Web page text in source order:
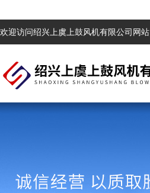
欢迎访问绍兴上虞上鼓风机有限公司网站